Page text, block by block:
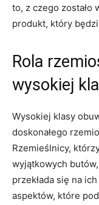
⁤to, z czego zostało
produkt, który
Rola
wysokiej
Wysokiej​ klasy⁢
doskonałego⁢
Rzemieślnicy,
wyjątkowych
⁢przekłada ‌się na‌
aspektów, które